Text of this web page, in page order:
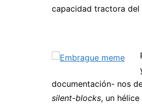
capacidad tractora del
documentación- nos
silent-blocks, un